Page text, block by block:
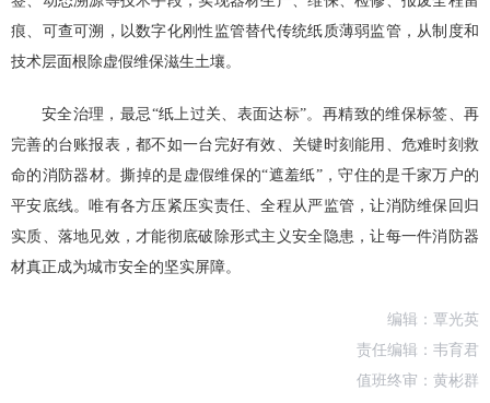
痕、可查可溯，以数字化刚性监管替代传统纸质薄弱监管，从制度和
技术层面根除虚假维保滋生土壤。
安全治理，最忌“纸上过关、表面达标”。再精致的维保标签、再
完善的台账报表，都不如一台完好有效、关键时刻能用、危难时刻救
命的消防器材。撕掉的是虚假维保的“遮羞纸”，守住的是千家万户的
平安底线。唯有各方压紧压实责任、全程从严监管，让消防维保回归
实质、落地见效，才能彻底破除形式主义安全隐患，让每一件消防器
材真正成为城市安全的坚实屏障。
编辑：覃光英
责任编辑：韦育君
值班终审：黄彬群